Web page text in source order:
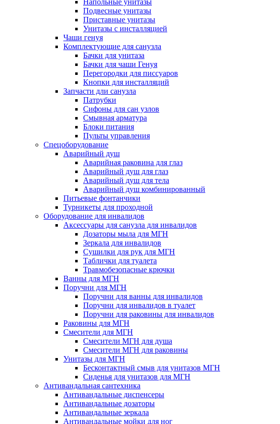
Напольные унитазы
Подвесные унитазы
Приставные унитазы
Унитазы с инсталляцией
Чаши генуя
Комплектующие для санузла
Бачки для унитаза
Бачки для чаши Генуя
Перегородки для писсуаров
Кнопки для инсталляций
Запчасти дли санузла
Патрубки
Сифоны для сан узлов
Смывная арматура
Блоки питания
Пульты управления
Спецоборудование
Аварийный душ
Аварийная раковина для глаз
Аварийный душ для глаз
Аварийный душ для тела
Аварийный душ комбинированный
Питьевые фонтанчики
Турникеты для проходной
Оборудование для инвалидов
Аксессуары для санузла для инвалидов
Дозаторы мыла для МГН
Зеркала для инвалидов
Сушилки для рук для МГН
Таблички для туалета
Травмобезопасные крючки
Ванны для МГН
Поручни для МГН
Поручни для ванны для инвалидов
Поручни для инвалидов в туалет
Поручни для раковины для инвалидов
Раковины для МГН
Смесители для МГН
Смесители МГН для душа
Смесители МГН для раковины
Унитазы для МГН
Бесконтактный смыв для унитазов МГН
Сиденья для унитазов для МГН
Антивандальная сантехника
Антивандальные диспенсеры
Антивандальные дозаторы
Антивандальные зеркала
Антивандальные мойки для ног